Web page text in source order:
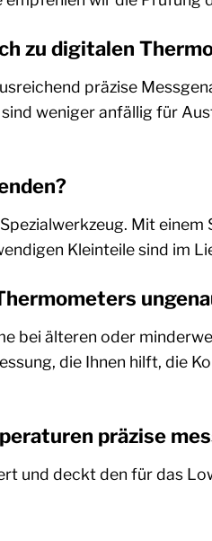
zu digitalen
präzise
weniger anfällig für
Mit
Kleinteile sind im
bei älteren oder
die Ihnen hilft, die
präzise
und deckt den für das